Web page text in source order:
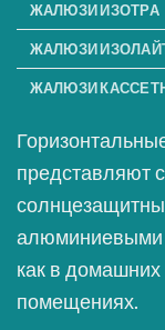
ЖАЛЮЗИ ИЗОТРА
ЖАЛЮЗИ
ЖАЛЮЗИ
представляют
алюминиевыми
как в
помещениях.